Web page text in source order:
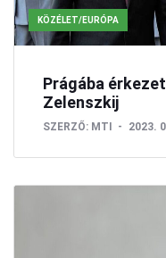
KÖZÉLET/EURÓPA
Prágába
Zelenszkij
SZERZŐ: MTI 2023.